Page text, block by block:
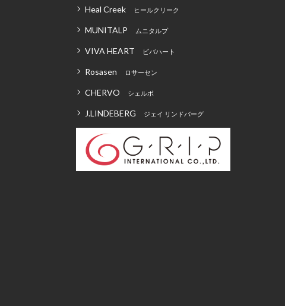
Heal Creek ヒールクリーク
MUNITALP ムニタルプ
VIVA HEART ビバハート
Rosasen ロサーセン
CHERVO シェルボ
J.LINDEBERG ジェイ リンドバーグ